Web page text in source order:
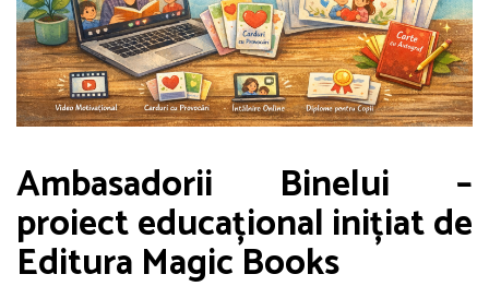
Ambasadorii Binelui –
proiect educațional inițiat de
Editura Magic Books